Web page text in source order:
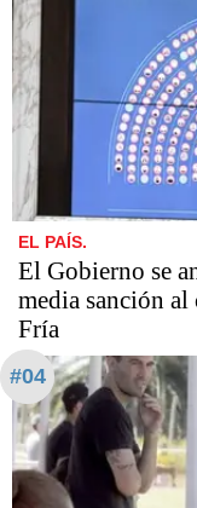
EL PAÍS.
El Gobierno se
media sanción
Fría
#04